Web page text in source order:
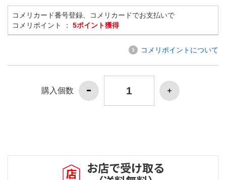
コメリカード番号登録、コメリカードでお支払いで
コメリポイント ： 5ポイント獲得
コメリポイントについて
購入個数
お店で受け取る